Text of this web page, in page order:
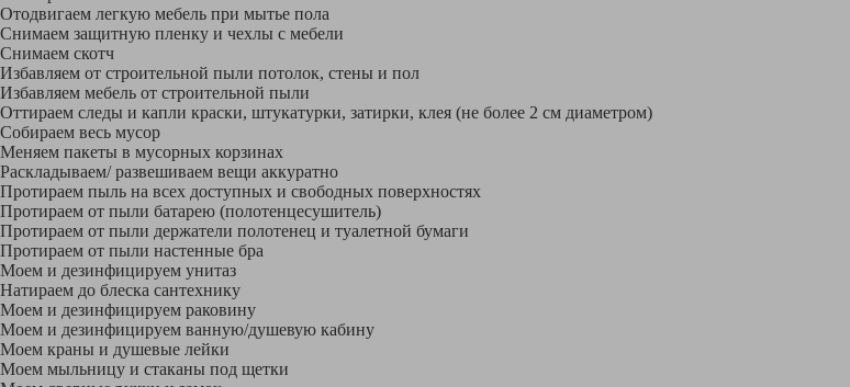
Отодвигаем легкую мебель при мытье пола
Снимаем защитную пленку и чехлы с мебели
Снимаем скотч
Избавляем от строительной пыли потолок, стены и пол
Избавляем мебель от строительной пыли
Оттираем следы и капли краски, штукатурки, затирки, клея (не более 2 см диаметром)
Собираем весь мусор
Меняем пакеты в мусорных корзинах
Раскладываем/ развешиваем вещи аккуратно
Протираем пыль на всех доступных и свободных поверхностях
Протираем от пыли батарею (полотенцесушитель)
Протираем от пыли держатели полотенец и туалетной бумаги
Протираем от пыли настенные бра
Моем и дезинфицируем унитаз
Натираем до блеска сантехнику
Моем и дезинфицируем раковину
Моем и дезинфицируем ванную/душевую кабину
Моем краны и душевые лейки
Моем мыльницу и стаканы под щетки